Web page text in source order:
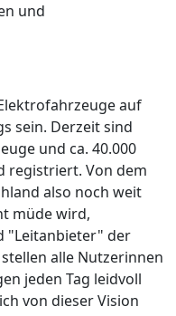
und
auf
sein. Derzeit sind
und ca. 40.000
registriert. Von dem
also noch weit
müde wird,
"Leitanbieter" der
alle Nutzerinnen
jeden Tag leidvoll
von dieser Vision